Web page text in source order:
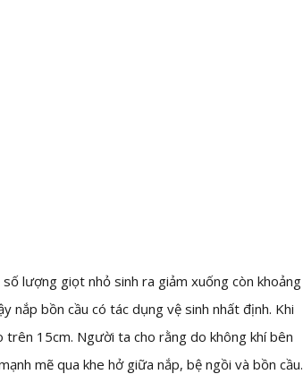
lượng giọt nhỏ sinh ra giảm xuống còn khoảng
nắp bồn cầu có tác dụng vệ sinh nhất định. Khi
15cm. Người ta cho rằng do không khí bên
mẽ qua khe hở giữa nắp, bệ ngồi và bồn cầu.